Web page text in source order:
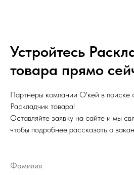
Устройтесь
товара прямо
Партнеры компании О'кей в поиске
Раскладчик товара!
Оставляйте заявку на сайте и мы
чтобы подробнее рассказать о